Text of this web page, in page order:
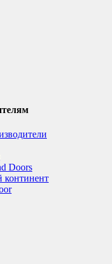
Doors
континент